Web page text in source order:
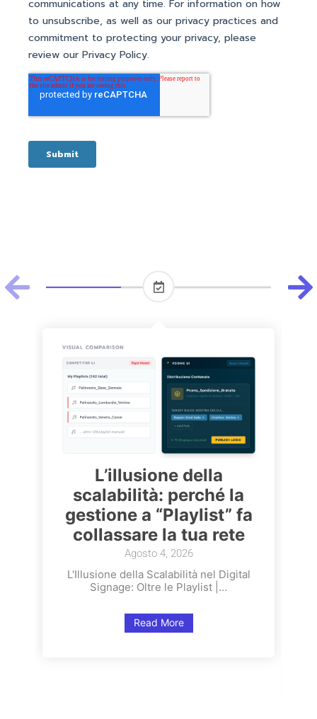
L’illusione della
scalabilità: perché la
gestione a “Playlist” fa
collassare la tua rete
Agosto 4, 2026
L'Illusione della Scalabilità nel Digital
Signage: Oltre le Playlist |…
Read More